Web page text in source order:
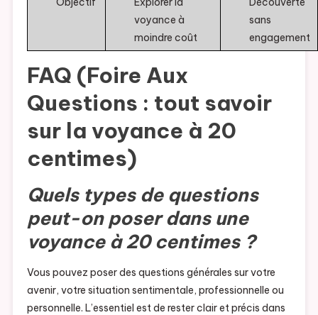
voyance à
moindre coût
sans
engagement
FAQ (Foire Aux
Questions : tout savoir
sur la voyance à 20
centimes)
Quels types de questions
peut-on poser dans une
voyance à 20 centimes ?
Vous pouvez poser des questions générales sur votre
avenir, votre situation sentimentale, professionnelle ou
personnelle. L’essentiel est de rester clair et précis dans